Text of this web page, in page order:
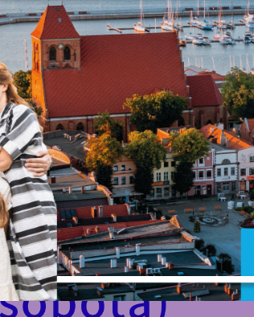
Możesz zmienić ustawienia cookies
W dowolnym momencie możesz
ustawień.
służą do prawidłowego funkcjonowania
Ci komfortowe korzystanie z
na podejmowane przez Ciebie działania
Twoich ustawień preferencji
czy wypełniania formularzy. Dzięki plikom
może działać bez zakłóceń.
umożliwiają stronie internetowej
przez Ciebie ustawień oraz
funkcjonalności czy prezentowanych
ZAPISZ WYBRANE